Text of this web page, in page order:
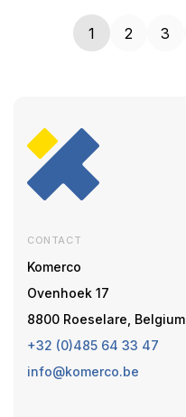
1 2 3
CONTACT
Komerco
Ovenhoek 17
8800 Roeselare, Belgium
+32 (0)485 64 33 47
info@komerco.be